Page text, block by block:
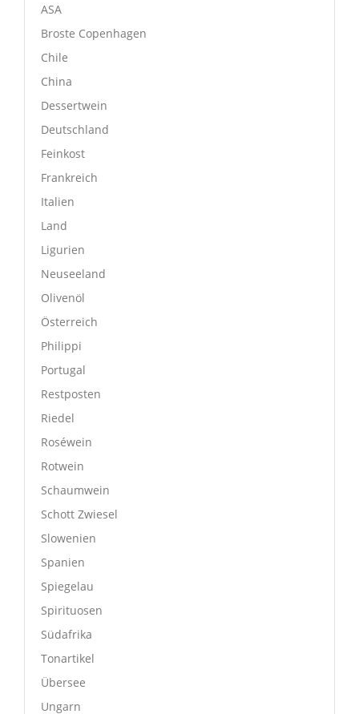
ASA
Broste Copenhagen
Chile
China
Dessertwein
Deutschland
Feinkost
Frankreich
Italien
Land
Ligurien
Neuseeland
Olivenöl
Österreich
Philippi
Portugal
Restposten
Riedel
Roséwein
Rotwein
Schaumwein
Schott Zwiesel
Slowenien
Spanien
Spiegelau
Spirituosen
Südafrika
Tonartikel
Übersee
Ungarn